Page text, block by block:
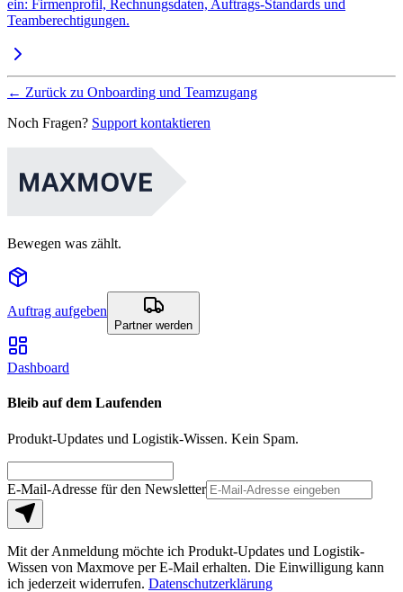
ein: Firmenprofil, Rechnungsdaten, Auftrags-Standards und
Teamberechtigungen.
← Zurück zu Onboarding und Teamzugang
Noch Fragen? Support kontaktieren
Bewegen was zählt.
Auftrag aufgeben
Partner werden
Dashboard
Bleib auf dem Laufenden
Produkt-Updates und Logistik-Wissen. Kein Spam.
E-Mail-Adresse für den Newsletter
Mit der Anmeldung möchte ich Produkt-Updates und Logistik-
Wissen von Maxmove per E-Mail erhalten. Die Einwilligung kann
ich jederzeit widerrufen. Datenschutzerklärung